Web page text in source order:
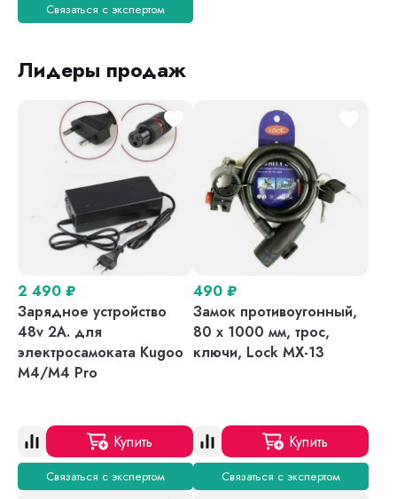
Связаться с экспертом
Лидеры продаж
2 490 ₽
Зарядное устройство
48v 2A. для
электросамоката Kugoo
M4/M4 Pro
Купить
Связаться с экспертом
490 ₽
Замок противоугонный,
80 х 1000 мм, трос,
ключи, Lock MX-13
Купить
Связаться с экспертом